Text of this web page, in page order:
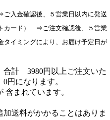
入金確認後、５営業日以内に発送
カード） ⇒ご注文確認後、５営業
イミングにより、お届け予定日が
合計 3980円以上ご注文いた
円になります。
含まれています。
送料がかかることはありま